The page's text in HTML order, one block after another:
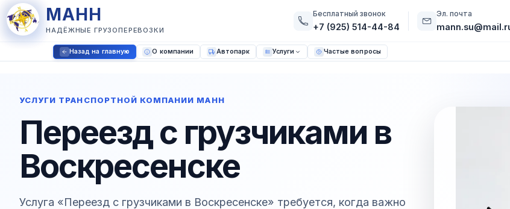
МАНН
НАДЁЖНЫЕ ГРУЗОПЕРЕВОЗКИ
Бесплатный звонок
+7 (925) 514-44-84
Эл. почта
Назад на главную О компании Автопарк Услуги Частые вопросы
УСЛУГИ ТРАНСПОРТНОЙ КОМПАНИИ МАНН
Переезд с грузчиками в
Воскресенске
Услуга «Переезд с грузчиками в Воскресенске» требуется, когда важно